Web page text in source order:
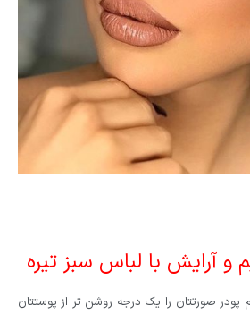
و آرایش با لباس سبز تیره
پودر صورتتان را یک درجه روشن تر از پوستتان